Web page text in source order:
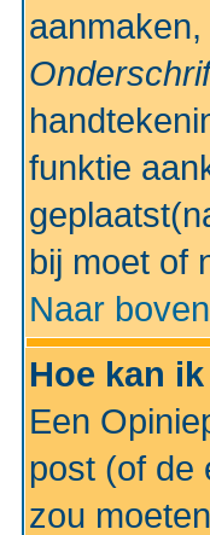
funktie
bij moet of
Naar boven
Hoe kan
Een
post (of de
zou